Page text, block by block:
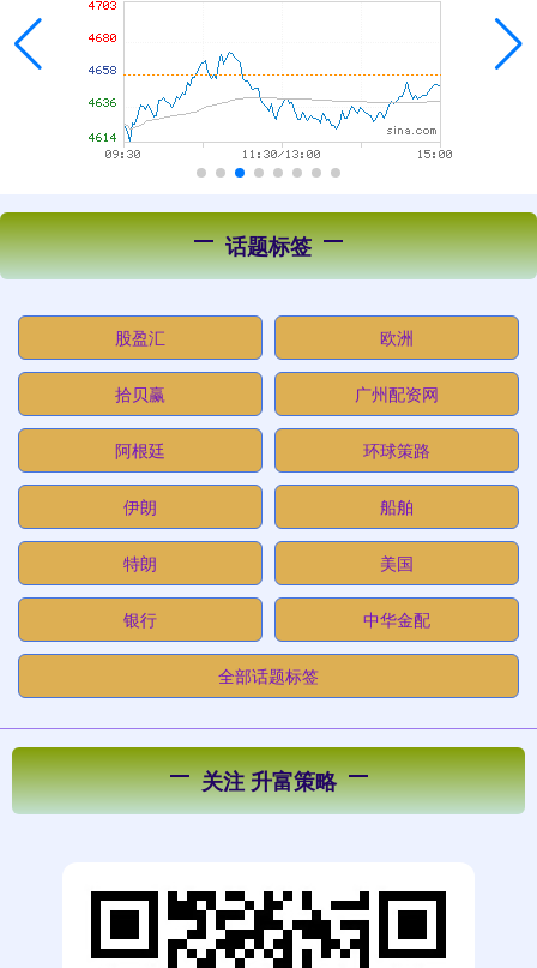
话题标签
股盈汇 欧洲
拾贝赢 广州配资网
阿根廷 环球策路
伊朗 船舶
特朗 美国
银行 中华金配
全部话题标签
关注 升富策略